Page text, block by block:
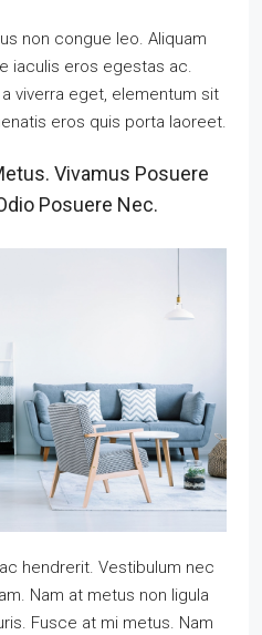
non congue leo. Aliquam
iaculis eros egestas ac.
viverra eget, elementum sit
eros quis porta laoreet.
Vivamus Posuere
Posuere Nec.
hendrerit. Vestibulum nec
Nam at metus non ligula
Fusce at mi metus. Nam